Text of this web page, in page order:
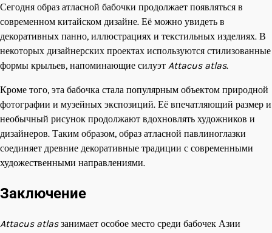
Сегодня образ атласной бабочки продолжает появляться в
современном китайском дизайне. Её можно увидеть в
декоративных панно, иллюстрациях и текстильных изделиях. В
некоторых дизайнерских проектах используются стилизованные
формы крыльев, напоминающие силуэт Attacus atlas.
Кроме того, эта бабочка стала популярным объектом природной
фотографии и музейных экспозиций. Её впечатляющий размер и
необычный рисунок продолжают вдохновлять художников и
дизайнеров. Таким образом, образ атласной павлиноглазки
соединяет древние декоративные традиции с современными
художественными направлениями.
Заключение
Attacus atlasзанимает особое место среди бабочек Азии